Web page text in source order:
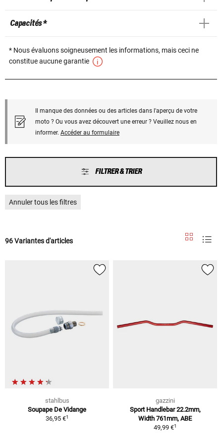
Capacités *
* Nous évaluons soigneusement les informations, mais ceci ne
constitue aucune garantie
Il manque des données ou des articles dans l'aperçu de votre
moto ? Ou vous avez découvert une erreur ? Veuillez nous en
informer. Accéder au formulaire
FILTRER & TRIER
Annuler tous les filtres
96 Variantes d'articles
stahlbus
Soupape De Vidange
36,95 €1
gazzini
Sport Handlebar 22.2mm,
Width 761mm, ABE
49,99 €1